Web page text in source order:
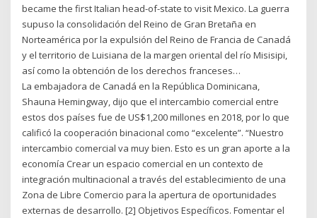
became the first Italian head-of-state to visit Mexico. La guerra
supuso la consolidación del Reino de Gran Bretaña en
Norteamérica por la expulsión del Reino de Francia de Canadá
y el territorio de Luisiana de la margen oriental del río Misisipi,
así como la obtención de los derechos franceses…
La embajadora de Canadá en la República Dominicana,
Shauna Hemingway, dijo que el intercambio comercial entre
estos dos países fue de US$1,200 millones en 2018, por lo que
calificó la cooperación binacional como “excelente”. “Nuestro
intercambio comercial va muy bien. Esto es un gran aporte a la
economía Crear un espacio comercial en un contexto de
integración multinacional a través del establecimiento de una
Zona de Libre Comercio para la apertura de oportunidades
externas de desarrollo. [2] Objetivos Específicos. Fomentar el